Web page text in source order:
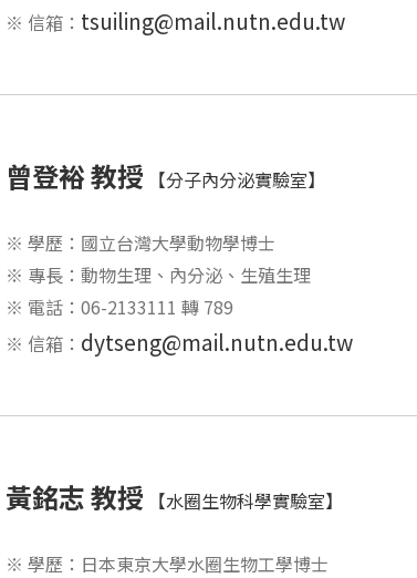
※ 信箱： tsuiling@mail.nutn.edu.tw
曾登裕 教授 【分子內分泌實驗室】
※ 學歷：國立台灣大學動物學博士
※ 專長：動物生理、內分泌、生殖生理
※ 電話：06-2133111 轉 789
※ 信箱： dytseng@mail.nutn.edu.tw
黃銘志 教授 【水圈生物科學實驗室】
※ 學歷：日本東京大學水圈生物工學博士